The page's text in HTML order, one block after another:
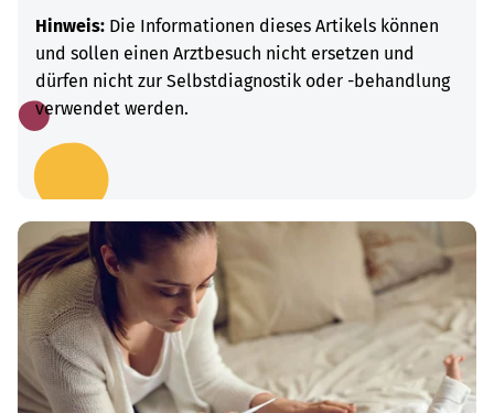
Hinweis: Die Informationen dieses Artikels können
und sollen einen Arztbesuch nicht ersetzen und
dürfen nicht zur Selbstdiagnostik oder -behandlung
verwendet werden.